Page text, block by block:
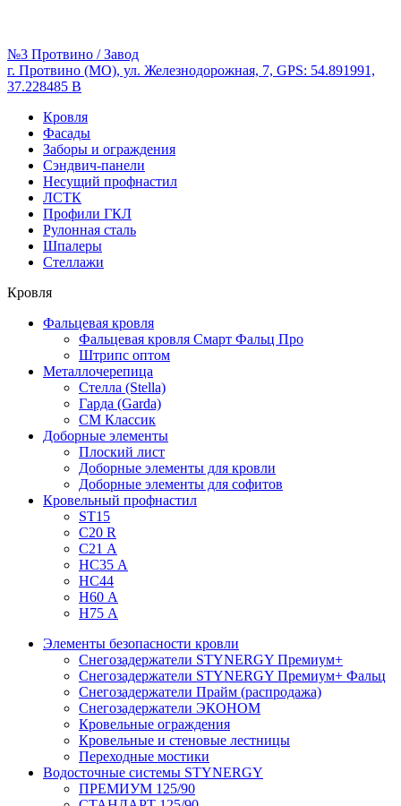
№3 Протвино / Завод
г. Протвино (МО), ул. Железнодорожная, 7, GPS: 54.891991,
37.228485 В
Кровля
Фасады
Заборы и ограждения
Сэндвич-панели
Несущий профнастил
ЛСТК
Профили ГКЛ
Рулонная сталь
Шпалеры
Стеллажи
Кровля
Фальцевая кровля
Фальцевая кровля Смарт Фальц Про
Штрипс оптом
Металлочерепица
Стелла (Stella)
Гарда (Garda)
СМ Классик
Доборные элементы
Плоский лист
Доборные элементы для кровли
Доборные элементы для софитов
Кровельный профнастил
ST15
С20 R
C21 А
НС35 А
НС44
Н60 А
Н75 А
Элементы безопасности кровли
Снегозадержатели STYNERGY Премиум+
Снегозадержатели STYNERGY Премиум+ Фальц
Снегозадержатели Прайм (распродажа)
Снегозадержатели ЭКОНОМ
Кровельные ограждения
Кровельные и стеновые лестницы
Переходные мостики
Водосточные системы STYNERGY
ПРЕМИУМ 125/90